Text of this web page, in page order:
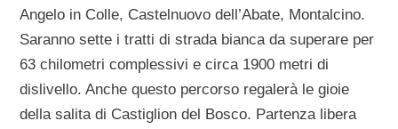
Angelo in Colle, Castelnuovo dell’Abate, Montalcino.
Saranno sette i tratti di strada bianca da superare per
63 chilometri complessivi e circa 1900 metri di
dislivello. Anche questo percorso regalerà le gioie
della salita di Castiglion del Bosco. Partenza libera